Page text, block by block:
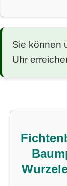
Sie können
Uhr